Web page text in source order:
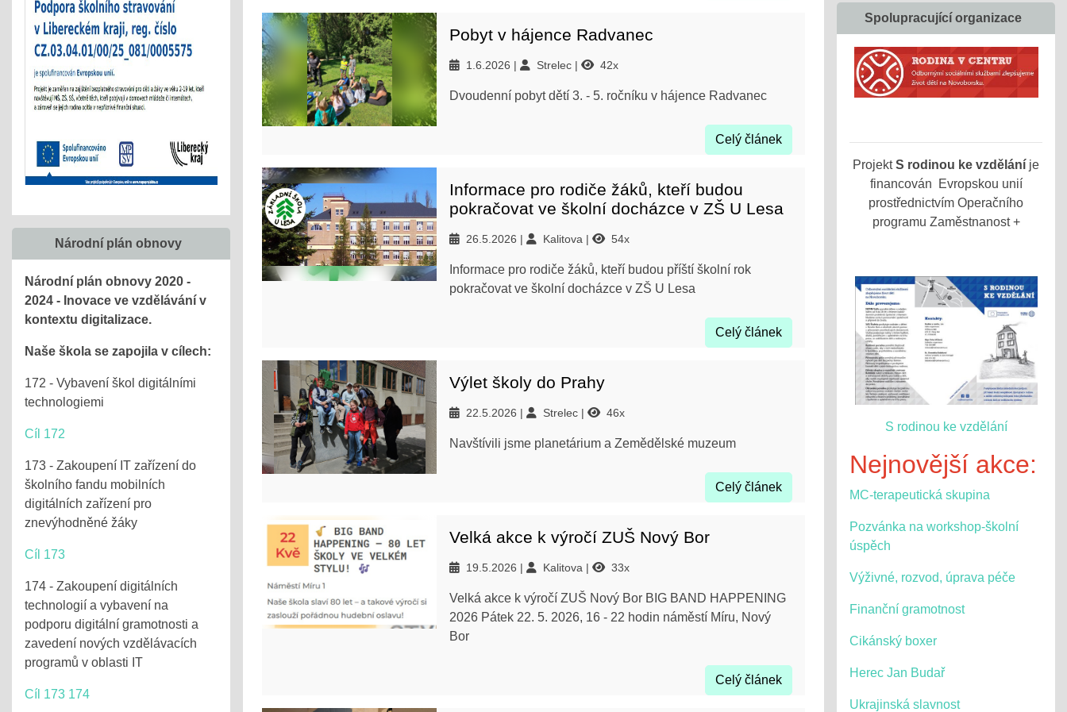
Pobyt v hájence Radvanec
1.6.2026 Strelec 42x
Dvoudenní pobyt dětí 3. - 5. ročníku v hájence Radvanec
Celý článek
Informace pro rodiče žáků, kteří budou
pokračovat ve školní docházce v ZŠ U Lesa
26.5.2026 Kalitova 54x
Informace pro rodiče žáků, kteří budou příští školní rok
pokračovat ve školní docházce v ZŠ U Lesa
Celý článek
Výlet školy do Prahy
22.5.2026 Strelec 46x
Navštívili jsme planetárium a Zemědělské muzeum
Celý článek
Velká akce k výročí ZUŠ Nový Bor
19.5.2026 Kalitova 33x
Velká akce k výročí ZUŠ Nový Bor BIG BAND HAPPENING
2026 Pátek 22. 5. 2026, 16 - 22 hodin náměstí Míru, Nový
Bor
Celý článek
Národní plán obnovy
Národní plán obnovy 2020 -
2024 - Inovace ve vzdělávání v
kontextu digitalizace.
Naše škola se zapojila v cílech:
172 - Vybavení škol digitálními
technologiemi
Cíl 172
173 - Zakoupení IT zařízení do
školního fandu mobilních
digitálních zařízení pro
znevýhodněné žáky
Cíl 173
174 - Zakoupení digitálních
technologií a vybavení na
podporu digitální gramotnosti a
zavedení nových vzdělávacích
programů v oblasti IT
Cíl 173 174
Spolupracující organizace
ProjektS rodinou ke vzdělání je
financován Evropskou unií
prostřednictvím Operačního
programu Zaměstnanost +
S rodinou ke vzdělání
Nejnovější akce:
MC-terapeutická skupina
Pozvánka na workshop-školní
úspěch
Výživné, rozvod, úprava péče
Finanční gramotnost
Cikánský boxer
Herec Jan Budař
Ukrajinská slavnost